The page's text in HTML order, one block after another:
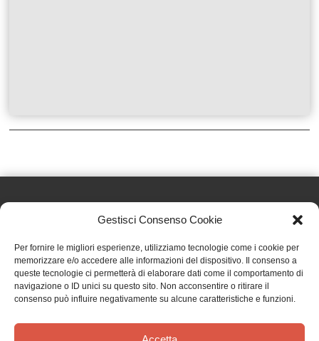
Gestisci Consenso Cookie
Per fornire le migliori esperienze, utilizziamo tecnologie come i cookie per
memorizzare e/o accedere alle informazioni del dispositivo. Il consenso a
queste tecnologie ci permetterà di elaborare dati come il comportamento di
navigazione o ID unici su questo sito. Non acconsentire o ritirare il
consenso può influire negativamente su alcune caratteristiche e funzioni.
Effatà Editrice di Pellegrino Paolo SAS
C.F. e P.IVA 09655250018
Via Tre Denti, 1 - 10060 Cantalupa (TO)
Telefono: (+39) 0121 353452 - Fax: (+39) 0121 353839